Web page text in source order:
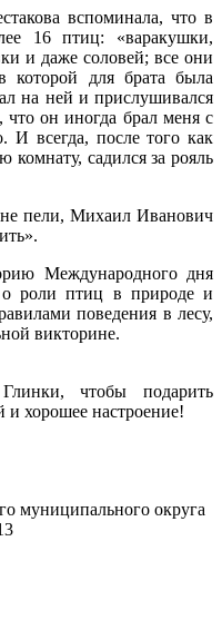
вспоминала, что в
16 птиц: «варакушки,
и даже соловей; все они
которой для брата была
на ней и прислушивался
он иногда брал меня с
И всегда, после того как
комнату, садился за рояль
пели, Михаил Иванович
Международного дня
роли птиц в природе и
поведения в лесу,
викторине.
чтобы подарить
хорошее настроение!
муниципального округа